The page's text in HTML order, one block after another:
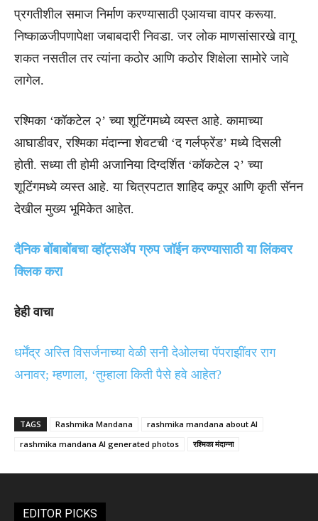
प्रगतीशील समाज निर्माण करण्यासाठी एआयचा वापर करूया.
निष्काळजीपणापेक्षा जबाबदारी निवडा. जर लोक माणसांसारखे वागू
शकत नसतील तर त्यांना कठोर आणि कठोर शिक्षेला सामोरे जावे
लागेल.
रश्मिका ‘कॉकटेल २’ च्या शूटिंगमध्ये व्यस्त आहे. कामाच्या
आघाडीवर, रश्मिका मंदान्ना शेवटची ‘द गर्लफ्रेंड’ मध्ये दिसली
होती. सध्या ती होमी अजानिया दिग्दर्शित ‘कॉकटेल २’ च्या
शूटिंगमध्ये व्यस्त आहे. या चित्रपटात शाहिद कपूर आणि कृती सॅनन
देखील मुख्य भूमिकेत आहेत.
दैनिक बोंबाबोंबचा व्हॉट्सॲप ग्रुप जॉईन करण्यासाठी या लिंकवर
क्लिक करा
हेही वाचा
धर्मेंद्र अस्ति विसर्जनाच्या वेळी सनी देओलचा पॅपराझींवर राग
अनावर; म्हणाला, ‘तुम्हाला किती पैसे हवे आहेत?
TAGS Rashmika Mandana
rashmika mandana about AI
rashmika mandana AI generated photos
रश्मिका मंदान्ना
EDITOR PICKS